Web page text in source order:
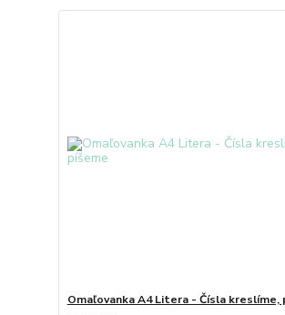
Omaľovanka A4 Litera - Čísla kreslíme,